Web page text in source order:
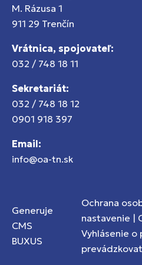
M. Rázusa 1
911 29 Trenčín
Vrátnica, spojovateľ:
032 / 748 18 11
Sekretariát:
032 / 748 18 12
0901 918 397
Email:
info@oa-tn.sk
Generuje
CMS
BUXUS
Ochrana
nastavenie |
Vyhlásenie